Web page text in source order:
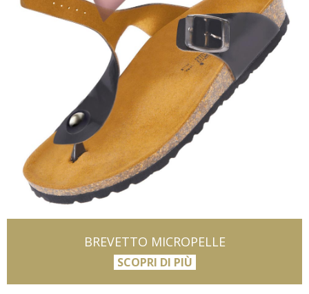
BREVETTO MICROPELLE
SCOPRI DI PIÙ